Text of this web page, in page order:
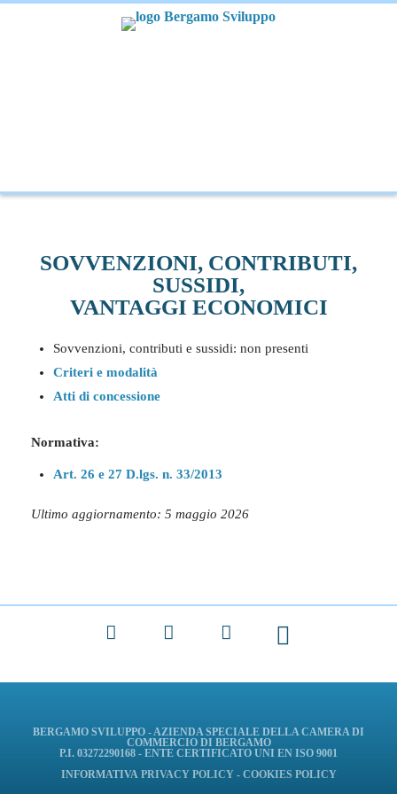
SOVVENZIONI, CONTRIBUTI,
SUSSIDI,
VANTAGGI ECONOMICI
Sovvenzioni, contributi e sussidi: non presenti
Criteri e modalità
Atti di concessione
Normativa:
Art. 26 e 27 D.lgs. n. 33/2013
Ultimo aggiornamento: 5 maggio 2026
Facebook LinkedIn
BERGAMO SVILUPPO - AZIENDA SPECIALE DELLA CAMERA DI
COMMERCIO DI BERGAMO
P.I. 03272290168 - ENTE CERTIFICATO UNI EN ISO 9001
INFORMATIVA PRIVACY POLICY- COOKIES POLICY